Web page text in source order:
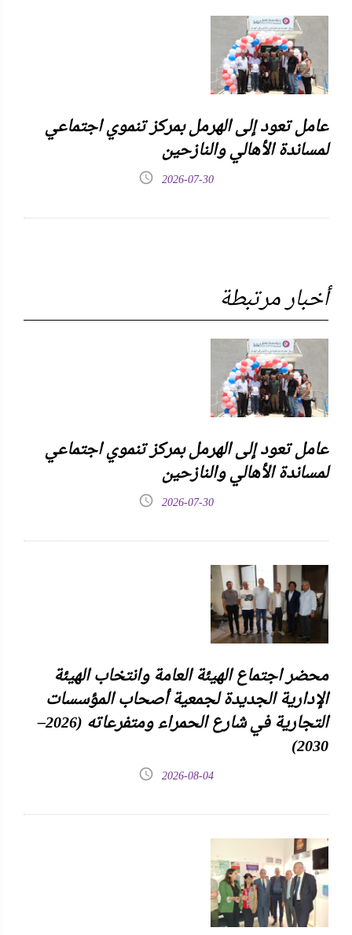
عامل تعود إلى الهرمل بمركز تنموي اجتماعي
لمساندة الأهالي والنازحين
2026-07-30
أخبار مرتبطة
عامل تعود إلى الهرمل بمركز تنموي اجتماعي
لمساندة الأهالي والنازحين
2026-07-30
محضر اجتماع الهيئة العامة وانتخاب الهيئة
الإدارية الجديدة لجمعية أصحاب المؤسسات
التجارية في شارع الحمراء ومتفرعاته (2026–
2030)
2026-08-04